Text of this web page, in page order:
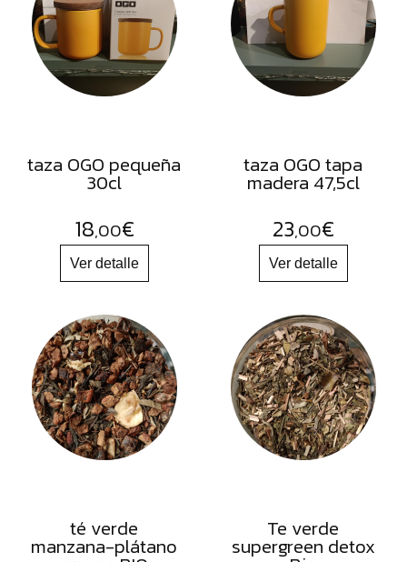
FRUTOS
SECOS
SAL
HIERBAS
ACEITES
FLORES
PRODUCTOS
ACCESORIOS
ALIMENTOS
DESHIDRATADOS
taza OGO pequeña
30cl
18,00€
taza OGO tapa
madera 47,5cl
23,00€
té verde
manzana-plátano
Te verde
supergreen detox